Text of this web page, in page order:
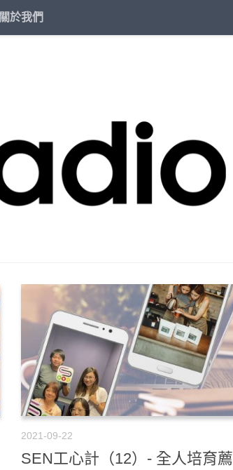
關於我們
2021-09-22
SEN工心計（12）- 全人培育薦